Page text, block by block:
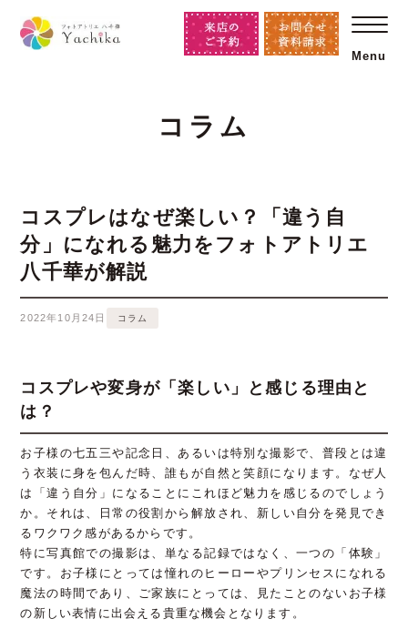
Menu
コラム
コスプレはなぜ楽しい？「違う自
分」になれる魅力をフォトアトリエ
八千華が解説
2022年10月24日 コラム
コスプレや変身が「楽しい」と感じる理由と
は？
お子様の七五三や記念日、あるいは特別な撮影で、普段とは違
う衣装に身を包んだ時、誰もが自然と笑顔になります。なぜ人
は「違う自分」になることにこれほど魅力を感じるのでしょう
か。それは、日常の役割から解放され、新しい自分を発見でき
るワクワク感があるからです。
特に写真館での撮影は、単なる記録ではなく、一つの「体験」
です。お子様にとっては憧れのヒーローやプリンセスになれる
魔法の時間であり、ご家族にとっては、見たことのないお子様
の新しい表情に出会える貴重な機会となります。